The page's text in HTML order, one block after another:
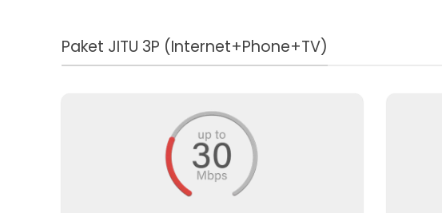
Paket JITU 3P (Internet+Phone+TV)